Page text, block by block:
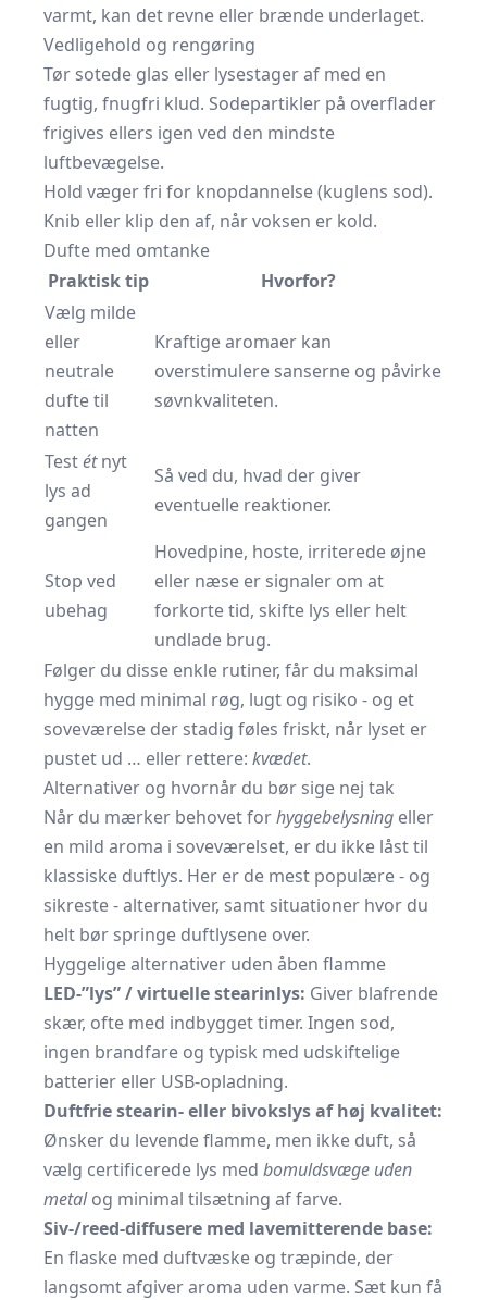
varmt, kan det revne eller brænde underlaget.
Vedligehold og rengøring
Tør sotede glas eller lysestager af med en
fugtig, fnugfri klud. Sodepartikler på overflader
frigives ellers igen ved den mindste
luftbevægelse.
Hold væger fri for knopdannelse (kuglens sod).
Knib eller klip den af, når voksen er kold.
Dufte med omtanke
Praktisk tip
Hvorfor?
Vælg milde
eller
neutrale
dufte til
natten
Kraftige aromaer kan
overstimulere sanserne og påvirke
søvnkvaliteten.
Testétnyt
lys ad
gangen
Så ved du, hvad der giver
eventuelle reaktioner.
Stop ved
ubehag
Hovedpine, hoste, irriterede øjne
eller næse er signaler om at
forkorte tid, skifte lys eller helt
undlade brug.
Følger du disse enkle rutiner, får du maksimal
hygge med minimal røg, lugt og risiko - og et
soveværelse der stadig føles friskt, når lyset er
pustet ud … eller rettere: kvædet.
Alternativer og hvornår du bør sige nej tak
Når du mærker behovet forhyggebelysning eller
en mild aroma i soveværelset, er du ikke låst til
klassiske duftlys. Her er de mest populære - og
sikreste - alternativer, samt situationer hvor du
helt bør springe duftlysene over.
Hyggelige alternativer uden åben flamme
LED-”lys” / virtuelle stearinlys: Giver blafrende
skær, ofte med indbygget timer. Ingen sod,
ingen brandfare og typisk med udskiftelige
batterier eller USB-opladning.
Duftfrie stearin- eller bivokslys af høj kvalitet:
Ønsker du levende flamme, men ikke duft, så
vælg certificerede lys med bomuldsvæge uden
metalog minimal tilsætning af farve.
Siv-/reed-diffusere med lavemitterende base:
En flaske med duftvæske og træpinde, der
langsomt afgiver aroma uden varme. Sæt kun få